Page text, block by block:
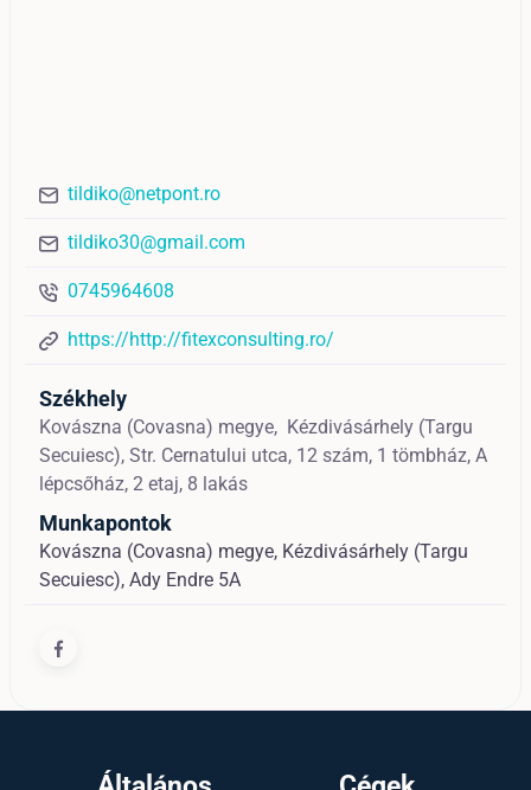
tildiko@netpont.ro
tildiko30@gmail.com
0745964608
https://http://fitexconsulting.ro/
Székhely
Kovászna (Covasna) megye, Kézdivásárhely (Targu
Secuiesc), Str. Cernatului utca, 12 szám, 1 tömbház, A
lépcsőház, 2 etaj, 8 lakás
Munkapontok
Kovászna (Covasna) megye, Kézdivásárhely (Targu
Secuiesc), Ady Endre 5A